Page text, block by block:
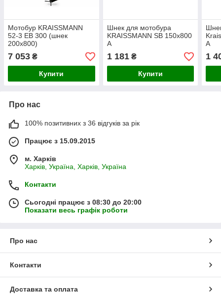
Мотобур KRAISSMANN
52-3 EB 300 (шнек
200x800)
7 053 ₴
Купити
Шнек для мотобура
KRAISSMANN SB 150х800
A
1 181₴
Купити
A
1
Про нас
100% позитивних з 36 відгуків за рік
Працює з 15.09.2015
м. Харків
Харків, Україна, Харків, Україна
Контакти
Сьогодні працює з 08:30 до 20:00
Показати весь графік роботи
Про нас
Контакти
Доставка та оплата